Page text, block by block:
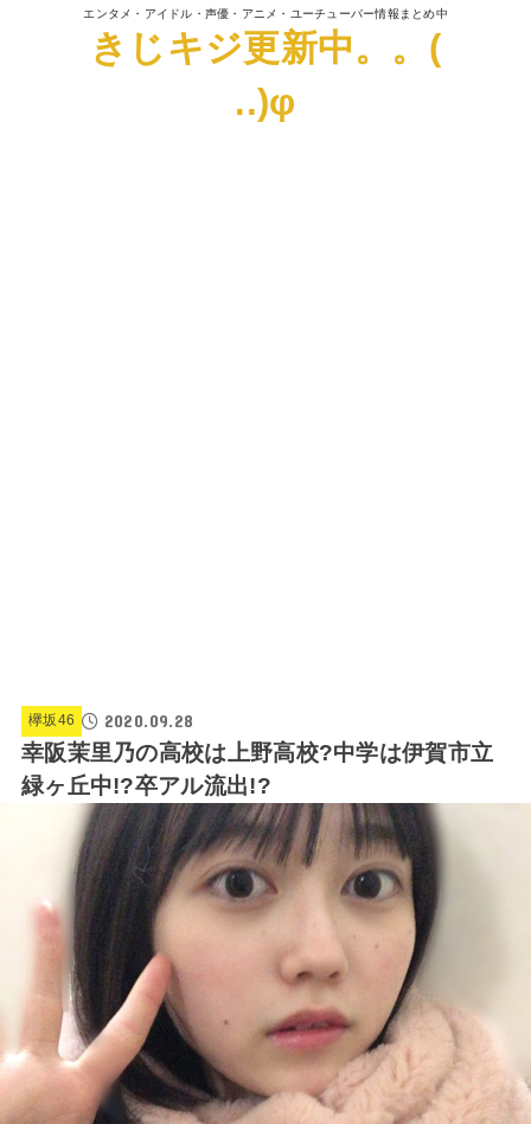
エンタメ・アイドル・声優・アニメ・ユーチューバー情報まとめ中
きじキジ更新中。。(
..)φ
欅坂46 2020.09.28
幸阪茉里乃の高校は上野高校?中学は伊賀市立
緑ヶ丘中!?卒アル流出!?